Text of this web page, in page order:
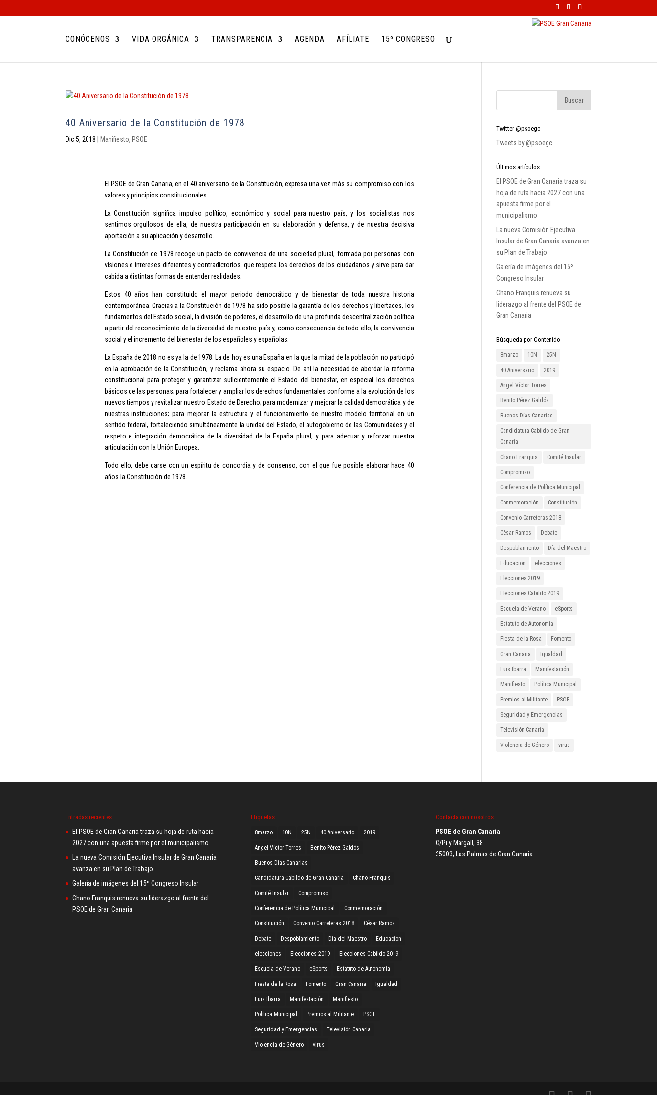
CONÓCENOS VIDA ORGÁNICA TRANSPARENCIA AGENDA AFÍLIATE 15º CONGRESO
40 Aniversario de la Constitución de 1978
Dic 5, 2018 |Manifiesto,PSOE
El PSOE de Gran Canaria, en el 40 aniversario de la Constitución, expresa una vez más su compromiso con los
valores y principios constitucionales.
La Constitución significa impulso político, económico y social para nuestro país, y los socialistas nos
sentimos orgullosos de ella, de nuestra participación en su elaboración y defensa, y de nuestra decisiva
aportación a su aplicación y desarrollo.
La Constitución de 1978 recoge un pacto de convivencia de una sociedad plural, formada por personas con
visiones e intereses diferentes y contradictorios, que respeta los derechos de los ciudadanos y sirve para dar
cabida a distintas formas de entender realidades.
Estos 40 años han constituido el mayor periodo democrático y de bienestar de toda nuestra historia
contemporánea. Gracias a la Constitución de 1978 ha sido posible la garantía de los derechos y libertades, los
fundamentos del Estado social, la división de poderes, el desarrollo de una profunda descentralización política
a partir del reconocimiento de la diversidad de nuestro país y, como consecuencia de todo ello, la convivencia
social y el incremento del bienestar de los españoles y españolas.
La España de 2018 no es ya la de 1978. La de hoy es una España en la que la mitad de la población no participó
en la aprobación de la Constitución, y reclama ahora su espacio. De ahí la necesidad de abordar la reforma
constitucional para proteger y garantizar suficientemente el Estado del bienestar, en especial los derechos
básicos de las personas; para fortalecer y ampliar los derechos fundamentales conforme a la evolución de los
nuevos tiempos y revitalizar nuestro Estado de Derecho; para modernizar y mejorar la calidad democrática y de
nuestras instituciones; para mejorar la estructura y el funcionamiento de nuestro modelo territorial en un
sentido federal, fortaleciendo simultáneamente la unidad del Estado, el autogobierno de las Comunidades y el
respeto e integración democrática de la diversidad de la España plural, y para adecuar y reforzar nuestra
articulación con la Unión Europea.
Todo ello, debe darse con un espíritu de concordia y de consenso, con el que fue posible elaborar hace 40
años la Constitución de 1978.
Twitter @psoegc
Tweets by @psoegc
Últimos artículos …
El PSOE de Gran Canaria traza su
hoja de ruta hacia 2027 con una
apuesta firme por el
municipalismo
La nueva Comisión Ejecutiva
Insular de Gran Canaria avanza en
su Plan de Trabajo
Galería de imágenes del 15º
Congreso Insular
Chano Franquis renueva su
liderazgo al frente del PSOE de
Gran Canaria
Búsqueda por Contenido
8marzo 10N 25N
40 Aniversario 2019
Angel Víctor Torres
Benito Pérez Galdós
Buenos Días Canarias
Candidatura Cabildo de Gran
Canaria
Chano Franquis Comité Insular
Compromiso
Conferencia de Política Municipal
Conmemoración Constitución
Convenio Carreteras 2018
César Ramos Debate
Despoblamiento Día del Maestro
Educacion elecciones
Elecciones 2019
Elecciones Cabildo 2019
Escuela de Verano eSports
Estatuto de Autonomía
Fiesta de la Rosa Fomento
Gran Canaria Igualdad
Luis Ibarra Manifestación
Manifiesto Política Municipal
Premios al Militante PSOE
Seguridad y Emergencias
Televisión Canaria
Violencia de Género virus
Entradas recientes
El PSOE de Gran Canaria traza su hoja de ruta hacia
2027 con una apuesta firme por el municipalismo
La nueva Comisión Ejecutiva Insular de Gran Canaria
avanza en su Plan de Trabajo
Galería de imágenes del 15º Congreso Insular
Chano Franquis renueva su liderazgo al frente del
PSOE de Gran Canaria
Etiquetas
8marzo 10N 25N 40 Aniversario 2019
Angel Víctor Torres Benito Pérez Galdós
Buenos Días Canarias
Candidatura Cabildo de Gran Canaria Chano Franquis
Comité Insular Compromiso
Conferencia de Política Municipal Conmemoración
Constitución Convenio Carreteras 2018 César Ramos
Debate Despoblamiento Día del Maestro Educacion
elecciones Elecciones 2019 Elecciones Cabildo 2019
Escuela de Verano eSports Estatuto de Autonomía
Fiesta de la Rosa Fomento Gran Canaria Igualdad
Luis Ibarra Manifestación Manifiesto
Política Municipal Premios al Militante PSOE
Seguridad y Emergencias Televisión Canaria
Violencia de Género virus
Contacta con nosotros
PSOE de Gran Canaria
C/Pi y Margall, 38
35003, Las Palmas de Gran Canaria